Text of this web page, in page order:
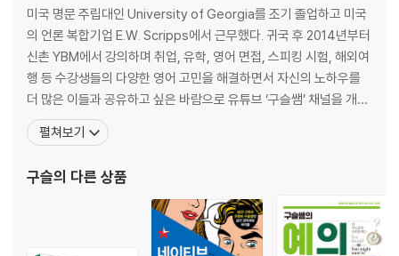
UNIT 8 ‘네가 취업하면’을 나타낼 때는 〉 If you get a job ???
UNIT 9 기분 좋게 약간 술에 취한 상태를 나타낼 때는 〉 I’m drunk ???
UNIT 10 같이 저녁 먹자고 부담 안 느끼게 제안할 때는 〉 Let’s eat dinn
er ???
UNIT 11 강압적으로 시키는 게 아니라 뭔가 하도록 설득할 때는 〉 I’ll mak
e her go ???
UNIT 12 반려견을 키운다고 할 때는 〉 I raise a dog ???
e pretty ???
UNIT 14 점심 맛있게 먹으라고 인사차 말할 때는 〉 Eat your lunch well
UNIT 15 상대방의 분위기가 마음에 들어 칭찬해 주고 싶을 때는 〉 I like y
미국 명문 주립대인 University of Georgia를 조기 졸업하고 미국
의 언론 복합기업 E.W. Scripps에서 근무했다. 귀국 후 2014년부터
신촌 YBM에서 강의하며 취업, 유학, 영어 면접, 스피킹 시험, 해외여
행 등 수강생들의 다양한 영어 고민을 해결하면서 자신의 노하우를
더 많은 이들과 공유하고 싶은 바람으로 유튜브 ‘구슬쌤’ 채널을 개설
했다. 현지 기업에서 쌓은 탄탄한 비즈니스 실무 경험과 영어회화 실
전 강의 노하우를 바탕으로 만든 그녀의 영상은 군더더기 없는 깔끔
로 써먹을 수 있는
펼쳐보기
구슬의 다른 상품